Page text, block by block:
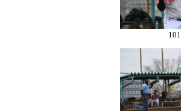
101